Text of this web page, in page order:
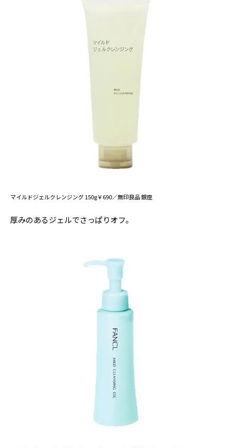
マイルドジェルクレンジング 150g￥690／無印良品 銀座
厚みのあるジェルでさっぱりオフ。